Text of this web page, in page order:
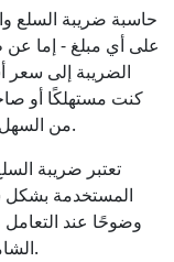
حاسبة ضريبة السلع
الضريبة إلى سعر
كنت مستهلكًا أو
من السهل فهم مقدار الضريبة المتضمنة في معاملاتك.
تعتبر ضريبة
المستخدمة بشكل
الشاملة للضريبة أو الأسعار غير الشاملة للضريبة.